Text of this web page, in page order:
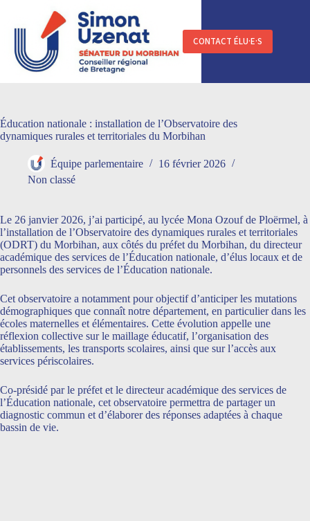
contenu
CONTACT ÉLU·E·S
Éducation nationale : installation de l’Observatoire des
dynamiques rurales et territoriales du Morbihan
Équipe parlementaire
16 février 2026
Non classé
Le 26 janvier 2026, j’ai participé, au lycée Mona Ozouf de Ploërmel, à
l’installation de l’Observatoire des dynamiques rurales et territoriales
(ODRT) du Morbihan, aux côtés du préfet du Morbihan, du directeur
académique des services de l’Éducation nationale, d’élus locaux et de
personnels des services de l’Éducation nationale.
Cet observatoire a notamment pour objectif d’anticiper les mutations
démographiques que connaît notre département, en particulier dans les
écoles maternelles et élémentaires. Cette évolution appelle une
réflexion collective sur le maillage éducatif, l’organisation des
établissements, les transports scolaires, ainsi que sur l’accès aux
services périscolaires.
Co-présidé par le préfet et le directeur académique des services de
l’Éducation nationale, cet observatoire permettra de partager un
diagnostic commun et d’élaborer des réponses adaptées à chaque
bassin de vie.